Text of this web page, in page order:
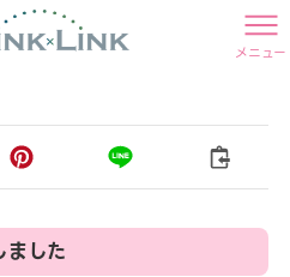
メニュー
した